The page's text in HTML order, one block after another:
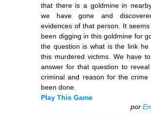
that there is a goldmine in
we have gone and
evidences of that person. It
been digging in this goldmine for
the question is what is the link he
this murdered victims. We have
answer for that question to
criminal and reason for the crime
been done.
Play This Game
por